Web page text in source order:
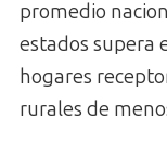
promedio
estados supera
hogares
rurales de